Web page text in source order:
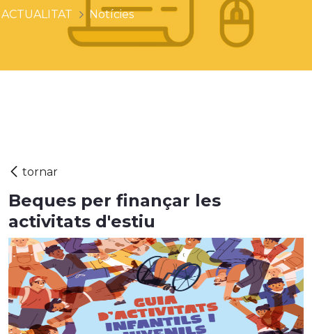
ACTUALITAT Notícies
Beques per finançar les
activitats d'estiu